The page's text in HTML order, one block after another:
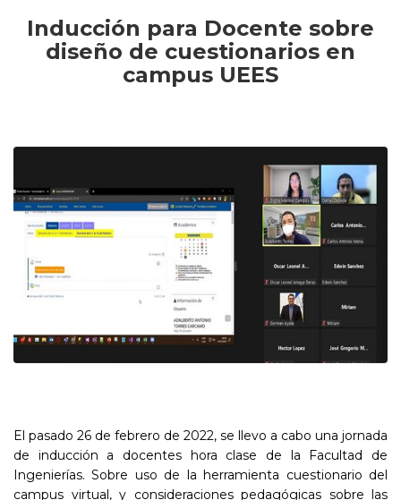
Inducción para Docente sobre
diseño de cuestionarios en
campus UEES
El pasado 26 de febrero de 2022, se llevo a cabo una jornada
de inducción a docentes hora clase de la Facultad de
Ingenierías. Sobre uso de la herramienta cuestionario del
campus virtual, y consideraciones pedagógicas sobre las